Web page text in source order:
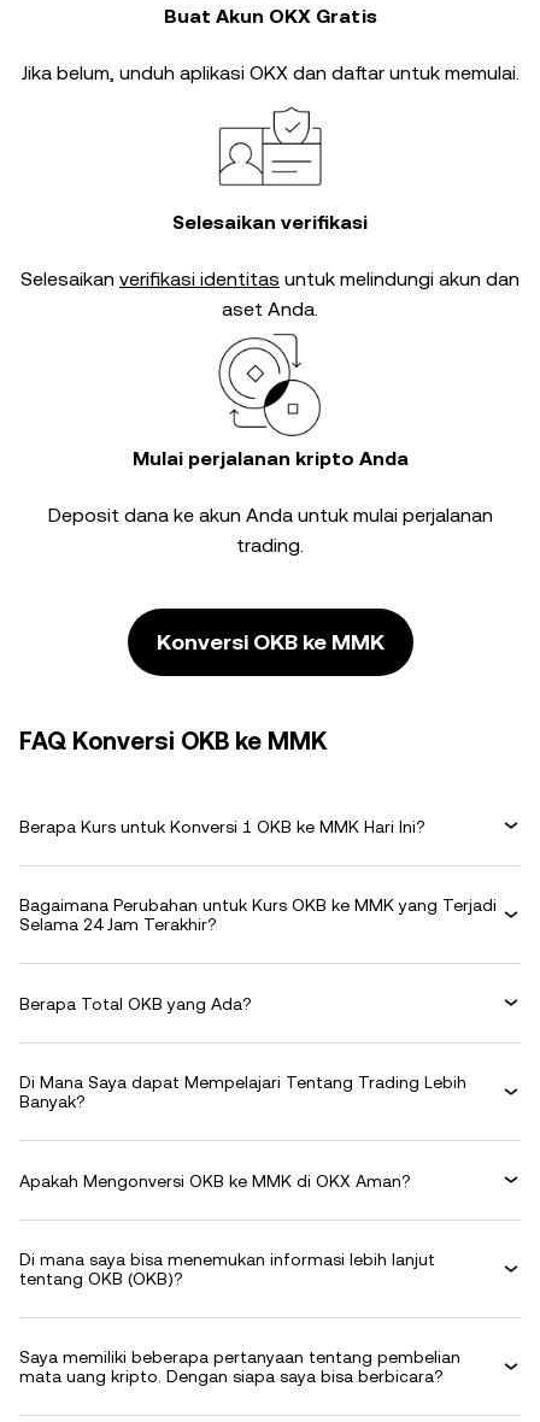
Buat Akun OKX Gratis
Jika belum, unduh aplikasi OKX dan daftar untuk memulai.
Selesaikan verifikasi
Selesaikan verifikasi identitas untuk melindungi akun dan
aset Anda.
Mulai perjalanan kripto Anda
Deposit dana ke akun Anda untuk mulai perjalanan
trading.
Konversi OKB ke MMK
FAQ Konversi OKB ke MMK
Berapa Kurs untuk Konversi 1 OKB ke MMK Hari Ini?
Bagaimana Perubahan untuk Kurs OKB ke MMK yang Terjadi
Selama 24 Jam Terakhir?
Berapa Total OKB yang Ada?
Di Mana Saya dapat Mempelajari Tentang Trading Lebih
Banyak?
Apakah Mengonversi OKB ke MMK di OKX Aman?
Di mana saya bisa menemukan informasi lebih lanjut
tentang OKB (OKB)?
Saya memiliki beberapa pertanyaan tentang pembelian
mata uang kripto. Dengan siapa saya bisa berbicara?